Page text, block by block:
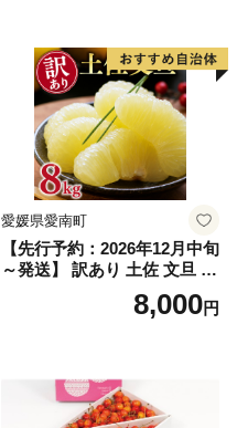
愛媛県愛南町
【先行予約：2026年12月中旬
～発送】 訳あり 土佐 文旦 8k
g (Mサイズ以上サイズミック
ス) 8000円 わけあり ぶんた
産 農家直送 期間限定 特産品
サイズミックス くらもとフ
ァーム 愛南町 愛媛県
8,000円